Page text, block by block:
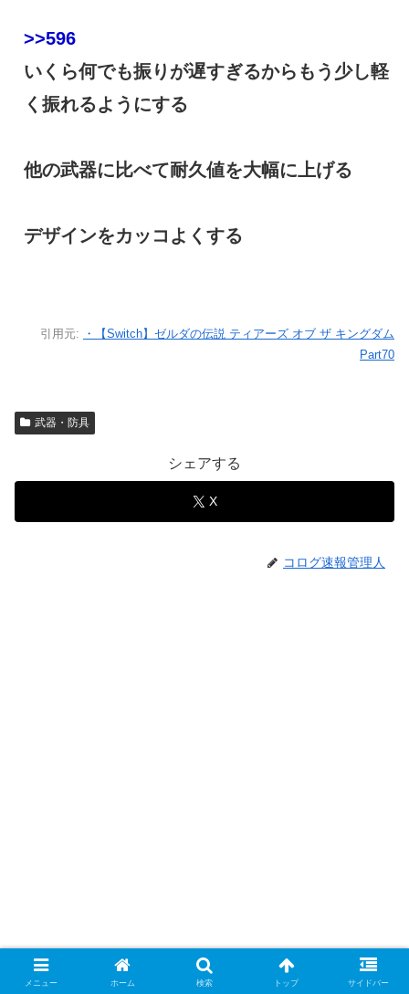
>>596
いくら何でも振りが遅すぎるからもう少し軽
く振れるようにする
他の武器に比べて耐久値を大幅に上げる
デザインをカッコよくする
引用元:
・【Switch】ゼルダの伝説 ティアーズ オブ ザ キングダム
Part70
武器・防具
シェアする
X
コログ速報管理人
メニュー ホーム 検索 トップ サイドバー